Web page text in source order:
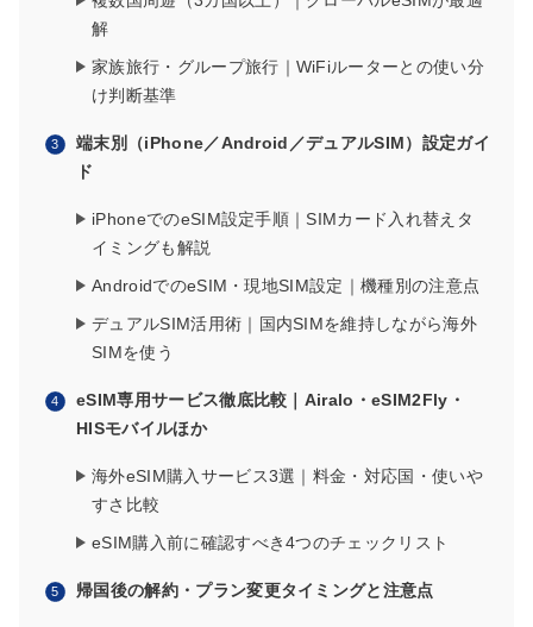
解
家族旅行・グループ旅行｜WiFiルーターとの使い分
け判断基準
端末別（iPhone／Android／デュアルSIM）設定ガイ
ド
iPhoneでのeSIM設定手順｜SIMカード入れ替えタ
イミングも解説
AndroidでのeSIM・現地SIM設定｜機種別の注意点
デュアルSIM活用術｜国内SIMを維持しながら海外
SIMを使う
eSIM専用サービス徹底比較｜Airalo・eSIM2Fly・
HISモバイルほか
海外eSIM購入サービス3選｜料金・対応国・使いや
すさ比較
eSIM購入前に確認すべき4つのチェックリスト
帰国後の解約・プラン変更タイミングと注意点